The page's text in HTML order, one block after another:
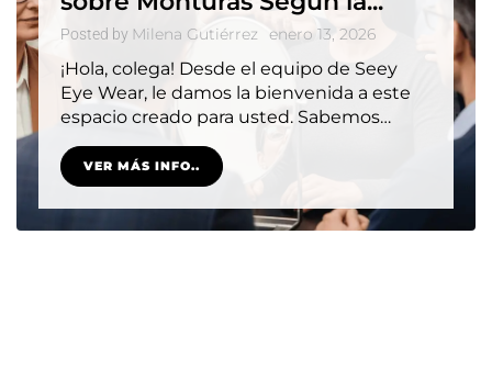
Posted by Milena Gutiérrez enero 13, 2026
¡Hola, colega! Desde el equipo de Seey
Eye Wear, le damos la bienvenida a este
espacio creado para usted. Sabemos…
VER MÁS INFO..